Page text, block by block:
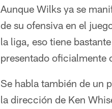
Aunque Wilks ya se
de su ofensiva en el
la liga, eso tiene
presentado oficialmente
Se habla también de un
la dirección de Ken